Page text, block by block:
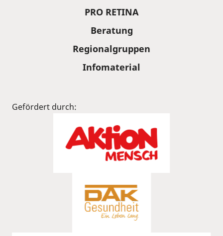
PRO RETINA
Beratung
Regionalgruppen
Infomaterial
Gefördert durch: